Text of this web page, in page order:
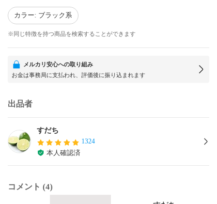
カラー: ブラック系
※同じ特徴を持つ商品を検索することができます
メルカリ安心への取り組み
お金は事務局に支払われ、評価後に振り込まれます
出品者
すだち
1324
本人確認済
コメント (4)